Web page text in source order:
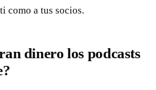
como a tus socios.
dinero los podcasts